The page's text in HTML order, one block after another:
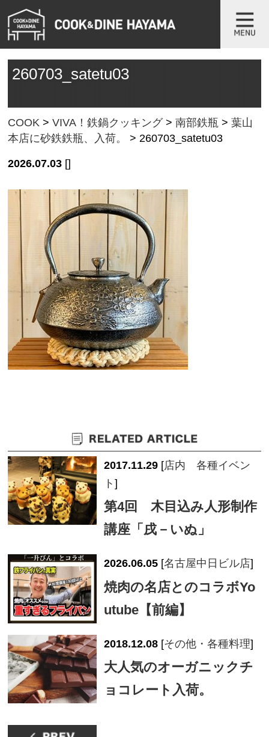
260703_satetu03
COOK >VIVA！鉄鍋クッキング>南部鉄瓶 >葉山
本店に砂鉄鉄瓶、入荷。
> 260703_satetu03
2026.07.03 []
2017.11.29 [店内 各種イベン
ト]
第4回 木目込み人形制作
講座「戌－いぬ」
2026.06.05 [名古屋中日ビル店]
焼肉の名店とのコラボYo
utube【前編】
2018.12.08 [その他・各種料理]
大人気のオーガニックチ
ョコレート入荷。